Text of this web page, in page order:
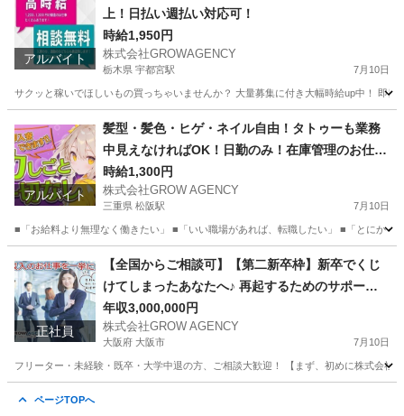
アルバイト
上！日払い週払い対応可！
時給1,950円
株式会社GROWAGENCY
栃木県 宇都宮駅 7月10日
サクッと稼いでほしいもの買っちゃいませんか？ 大量募集に付き大幅時給up中！ 即
宇都宮駅 その他 時給
アルバイト
髪型・髪色・ヒゲ・ネイル自由！タトゥーも業務
中見えなければOK！日勤のみ！在庫管理のお仕事
♪
時給1,300円
株式会社GROW AGENCY
三重県 松阪駅 7月10日
■「お給料より無理なく働きたい」 ■「いい職場があれば、転職したい」 ■「とにか
松阪駅 その他 三重 松阪市 その他
業務
正社員
【全国からご相談可】【第二新卒枠】新卒でくじ
けてしまったあなたへ♪ 再起するためのサポート
をさせてください♪
年収3,000,000円
株式会社GROW AGENCY
大阪府 大阪市 7月10日
フリーター・未経験・既卒・大学中退の方、ご相談大歓迎！ 【まず、初めに株式会
ページTOPへ